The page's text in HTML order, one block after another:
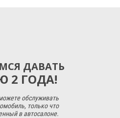
ДАВАТЬ
2 ГОДА!
обслуживать
только что
в автосалоне.